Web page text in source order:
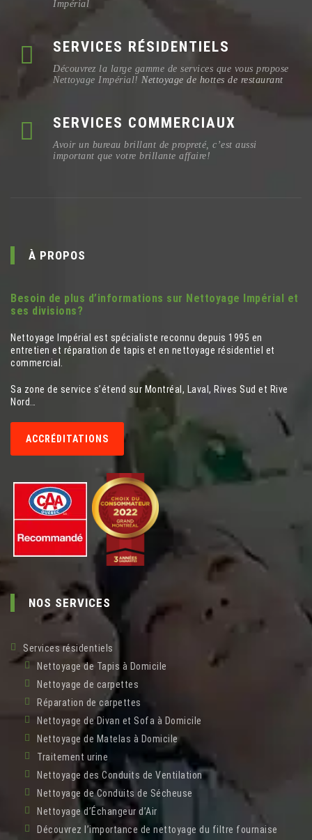
Impérial
SERVICES RÉSIDENTIELS
Découvrez la large gamme de services que vous propose
Nettoyage Impérial! Nettoyage de hottes de restaurant
SERVICES COMMERCIAUX
Avoir un bureau brillant de propreté, c’est aussi
important que votre brillante affaire!
À PROPOS
Besoin de plus d’informations sur Nettoyage Impérial et
ses divisions?
Nettoyage Impérial est spécialiste reconnu depuis 1995 en
entretien et réparation de tapis et en nettoyage résidentiel et
commercial.
Sa zone de service s’étend sur Montréal, Laval, Rives Sud et Rive
Nord…
ACCRÉDITATIONS
NOS SERVICES
Services résidentiels
Nettoyage de Tapis à Domicile
Nettoyage de carpettes
Réparation de carpettes
Nettoyage de Divan et Sofa à Domicile
Nettoyage de Matelas à Domicile
Traitement urine
Nettoyage des Conduits de Ventilation
Nettoyage de Conduits de Sécheuse
Nettoyage d’Échangeur d’Air
Découvrez l’importance de nettoyage du filtre fournaise